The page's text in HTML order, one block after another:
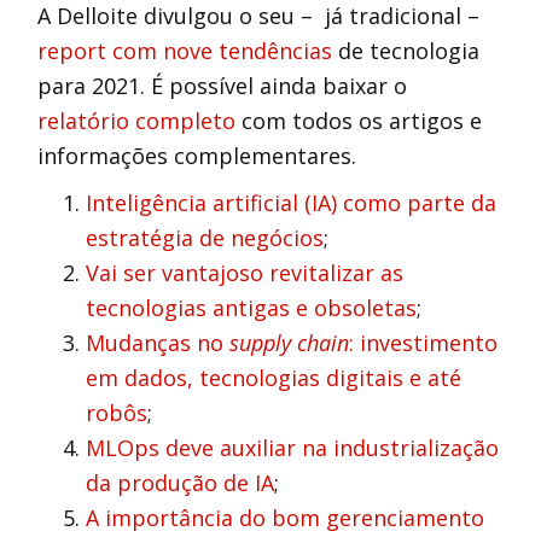
A Delloite divulgou o seu – já tradicional –
report com nove tendências de tecnologia
para 2021. É possível ainda baixar o
relatório completo com todos os artigos e
informações complementares.
Inteligência artificial (IA) como parte da
estratégia de negócios;
Vai ser vantajoso revitalizar as
tecnologias antigas e obsoletas;
Mudanças nosupply chain: investimento
em dados, tecnologias digitais e até
robôs;
MLOps deve auxiliar na industrialização
da produção de IA;
A importância do bom gerenciamento